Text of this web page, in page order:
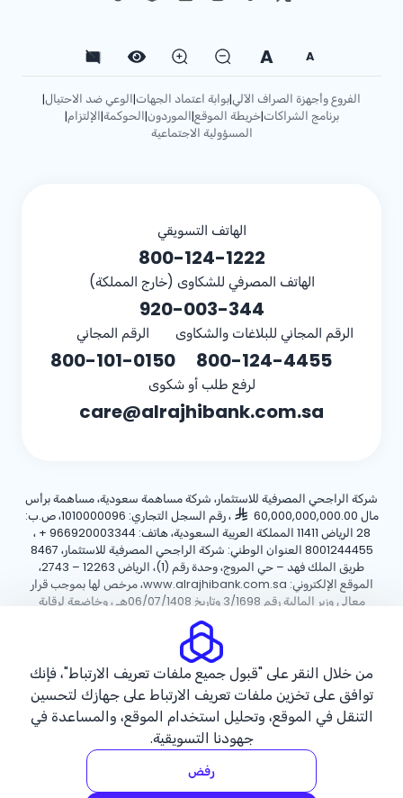
A
A
الفروع وأجهزة الصراف الآلي|بوابة اعتماد الجهات|الوعي ضد الاحتيال|
برنامج الشراكات|خريطة الموقع|الموردون|الحوكمة|الإلتزام|
المسؤولية الاجتماعية
الهاتف التسويقي
800-124-1222
الهاتف المصرفي للشكاوى (خارج المملكة)
920-003-344
الرقم المجاني للبلاغات والشكاوى
800-124-4455
الرقم المجاني
800-101-0150
لرفع طلب أو شكوى
care@alrajhibank.com.sa
شركة الراجحي المصرفية للاستثمار، شركة مساهمة سعودية، مساهمة برأس
مال 60,000,000,000.00
، رقم السجل التجاري: 1010000096، ص.ب:
28 الرياض 11411 المملكة العربية السعودية، هاتف:
+ 966920003344 ،
8001244455 العنوان الوطني: شركة الراجحي المصرفية للاستثمار، 8467
طريق الملك فهد – حي المروج، وحدة رقم (1)، الرياض 12263 – 2743،
الموقع الإلكتروني: www.alrajhibank.com.sa، مرخص لها بموجب قرار
معالي وزير المالية رقم 3/1698 وتاريخ 06/07/1408هـ ، وخاضعة لرقابة
وإشراف البنك المركزي السعودي.
حقوق الطبع والنشر ©2026 مصرف الراجحي.
سياسة ملفات تعريف الارتباطسياسة الخصوصية الأحكام والشروط
من خلال النقر على "قبول جميع ملفات تعريف الارتباط"، فإنك
توافق على تخزين ملفات تعريف الارتباط على جهازك لتحسين
التنقل في الموقع، وتحليل استخدام الموقع، والمساعدة في
جهودنا التسويقية.
رفض